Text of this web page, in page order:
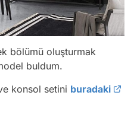
bölümü oluşturmak
buldum.
konsol setini buradaki